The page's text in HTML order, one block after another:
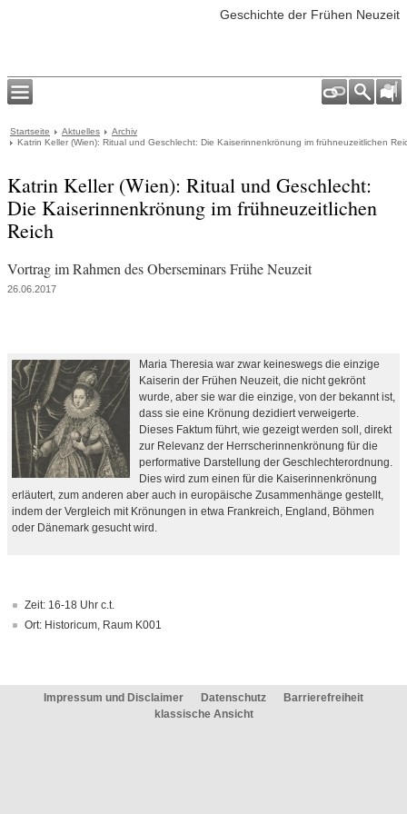
Geschichte der Frühen Neuzeit
Startseite Aktuelles
Archiv
Katrin Keller (Wien): Ritual und Geschlecht: Die Kaiserinnenkrönung im frühneuzeitlichen
Katrin Keller (Wien): Ritual und Geschlecht:
Die Kaiserinnenkrönung im frühneuzeitlichen
Reich
Vortrag im Rahmen des Oberseminars Frühe Neuzeit
26.06.2017
Maria Theresia war zwar keineswegs die einzige
Kaiserin der Frühen Neuzeit, die nicht gekrönt
wurde, aber sie war die einzige, von der bekannt ist,
dass sie eine Krönung dezidiert verweigerte.
Dieses Faktum führt, wie gezeigt werden soll, direkt
zur Relevanz der Herrscherinnenkrönung für die
performative Darstellung der Geschlechterordnung.
Dies wird zum einen für die Kaiserinnenkrönung
erläutert, zum anderen aber auch in europäische Zusammenhänge gestellt,
indem der Vergleich mit Krönungen in etwa Frankreich, England, Böhmen
oder Dänemark gesucht wird.
Zeit: 16-18 Uhr c.t.
Ort: Historicum, Raum K001
Impressum und Disclaimer Datenschutz
Barrierefreiheit
klassische Ansicht